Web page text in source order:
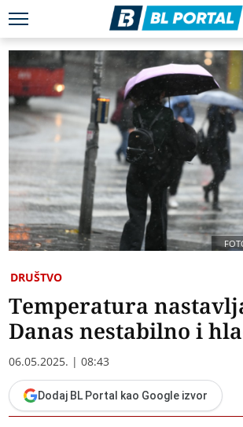
DRUŠTVO
Temperatura
Danas nestabilno i
06.05.2025. | 08:43
Dodaj BL Portal kao Google izvor